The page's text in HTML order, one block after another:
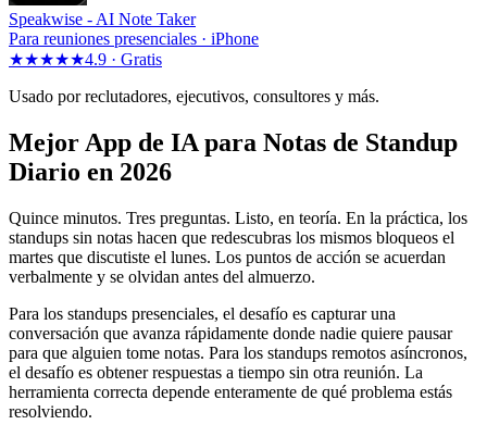
Speakwise - AI Note Taker
Para reuniones presenciales · iPhone
★★★★★4.9 · Gratis
Usado por reclutadores, ejecutivos, consultores y más.
Mejor App de IA para Notas de Standup
Diario en 2026
Quince minutos. Tres preguntas. Listo, en teoría. En la práctica, los
standups sin notas hacen que redescubras los mismos bloqueos el
martes que discutiste el lunes. Los puntos de acción se acuerdan
verbalmente y se olvidan antes del almuerzo.
Para los standups presenciales, el desafío es capturar una
conversación que avanza rápidamente donde nadie quiere pausar
para que alguien tome notas. Para los standups remotos asíncronos,
el desafío es obtener respuestas a tiempo sin otra reunión. La
herramienta correcta depende enteramente de qué problema estás
resolviendo.